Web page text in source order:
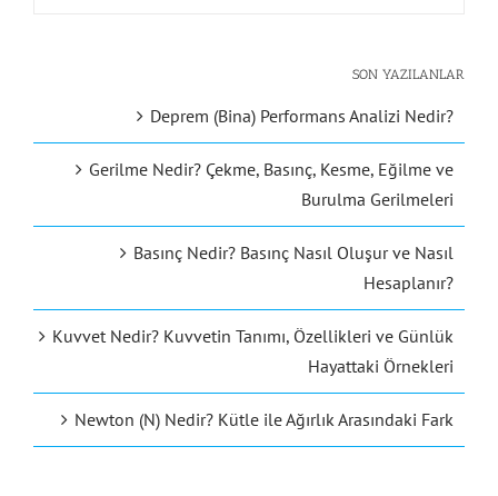
SON YAZILANLAR
Deprem (Bina) Performans Analizi Nedir?
Gerilme Nedir? Çekme, Basınç, Kesme, Eğilme ve
Burulma Gerilmeleri
Basınç Nedir? Basınç Nasıl Oluşur ve Nasıl
Hesaplanır?
Kuvvet Nedir? Kuvvetin Tanımı, Özellikleri ve Günlük
Hayattaki Örnekleri
Newton (N) Nedir? Kütle ile Ağırlık Arasındaki Fark